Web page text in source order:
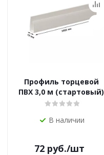
Профиль торцевой
ПВХ 3,0 м (стартовый)
В наличии
72 руб./шт